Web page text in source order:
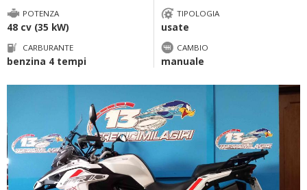
POTENZA
48 cv (35 kW)
TIPOLOGIA
usate
CARBURANTE
benzina 4 tempi
CAMBIO
manuale